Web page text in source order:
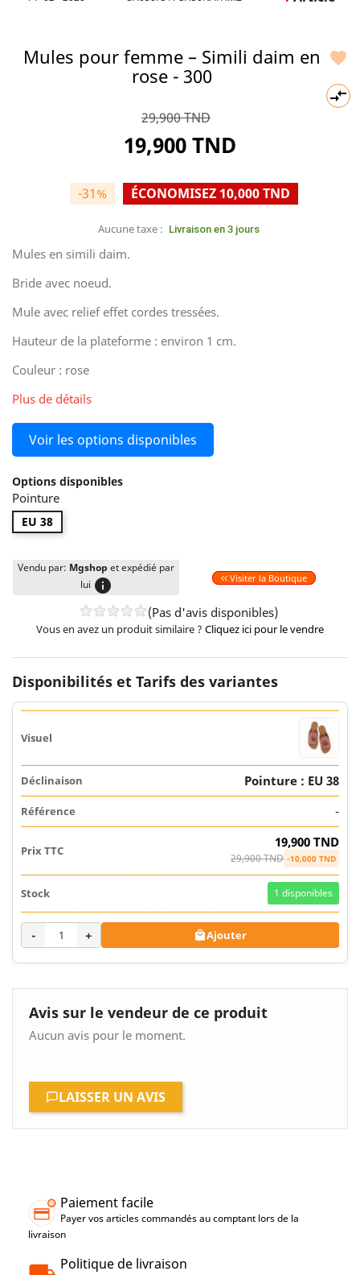


Mules pour femme – Simili daim en
rose - 300
29,900 TND
19,900 TND
-31% ÉCONOMISEZ 10,000 TND
Aucune taxe : Livraison en 3 jours
Mules en simili daim.
Bride avec noeud.
Mule avec relief effet cordes tressées.
Hauteur de la plateforme : environ 1 cm.
Couleur : rose
Plus de détails
Voir les options disponibles
Options disponibles
Pointure
EU 38
Vendu par: Mgshop et expédié par
lui info Visiter la Boutique
(Pas d'avis disponibles)
Vous en avez un produit similaire ? Cliquez ici pour le vendre
Disponibilités et Tarifs des variantes
Pointure : EU 38
-
19,900 TND
29,900 TND -10,000 TND
1 disponibles
- + Ajouter
Avis sur le vendeur de ce produit
Aucun avis pour le moment.
LAISSER UN AVIS
Paiement facile
Payer vos articles commandés au comptant lors de la
livraison
Politique de livraison